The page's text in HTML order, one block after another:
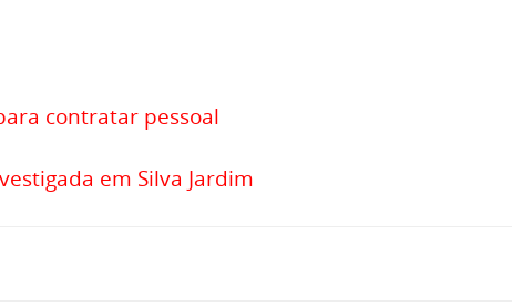
contratar pessoal
em Silva Jardim